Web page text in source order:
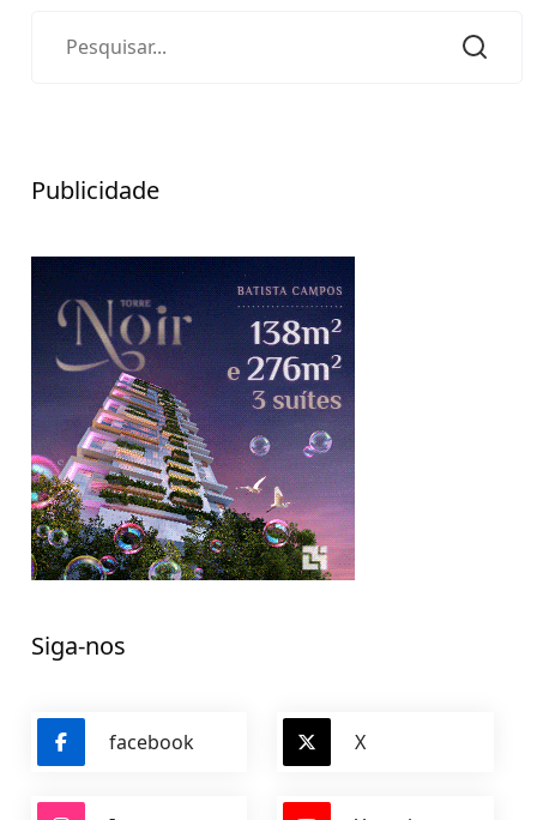
Publicidade
Siga-nos
facebook X